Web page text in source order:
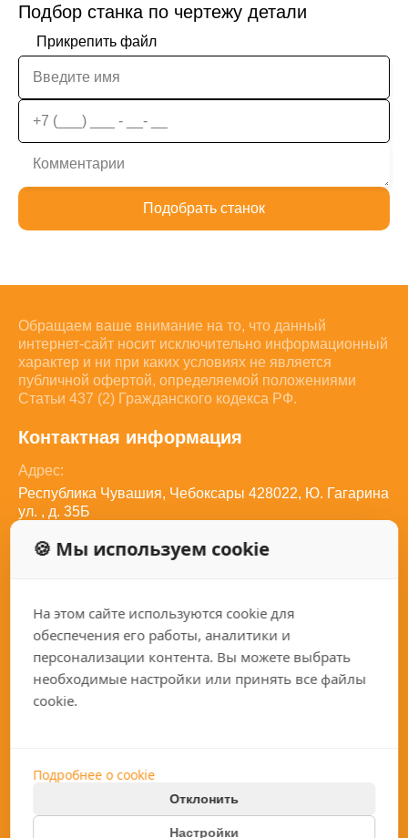
Подбор станка по чертежу детали
Прикрепить файл
Подобрать станок
Обращаем ваше внимание на то, что данный
интернет-сайт носит исключительно информационный
характер и ни при каких условиях не является
публичной офертой, определяемой положениями
Статьи 437 (2) Гражданского кодекса РФ.
Контактная информация
Адрес:
Республика Чувашия, Чебоксары 428022, Ю. Гагарина
ул. , д. 35Б
8 (800) 350-27-82
Социальные сети:
Фрезерные станки
Хонинговальные станки
О компании
Политика конфиденциальности
🍪 Мы используем cookie
На этом сайте используются cookie для
обеспечения его работы, аналитики и
персонализации контента. Вы можете выбрать
необходимые настройки или принять все файлы
cookie.
Подробнее о cookie
Отклонить
Настройки